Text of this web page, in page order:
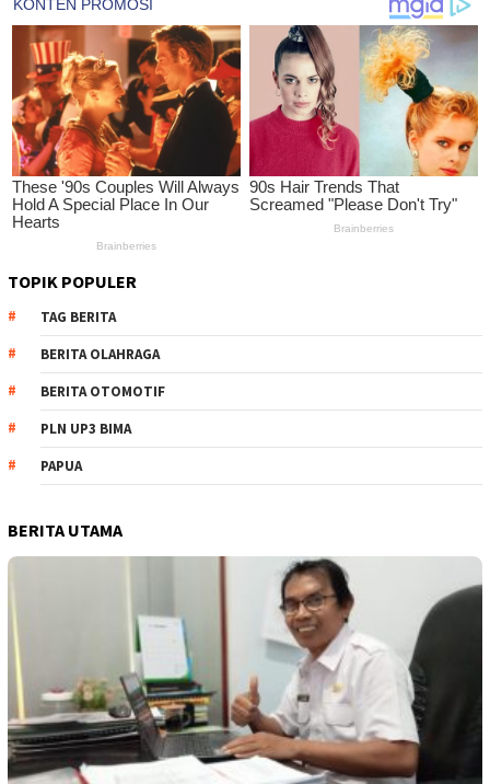
TOPIK POPULER
TAG BERITA
BERITA OLAHRAGA
BERITA OTOMOTIF
PLN UP3 BIMA
PAPUA
BERITA UTAMA